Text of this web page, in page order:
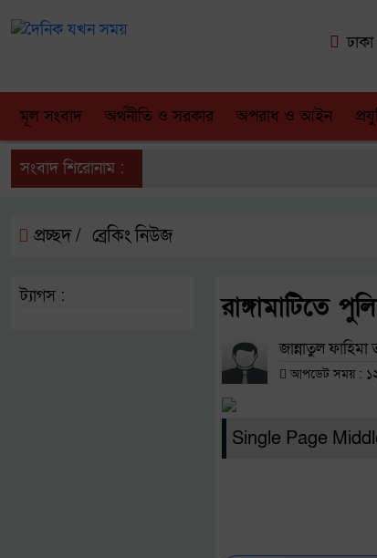
ঢাকা
মূল সংবাদ অর্থনীতি ও সরকার অপরাধ ও আইন
সংবাদ শিরোনাম :
প্রচ্ছদ / ব্রেকিং নিউজ
রাঙ্গামাটিতে
জান্নাতুল ফাহিমা
আপডেট সময় :
Single Page
ট্যাগস :